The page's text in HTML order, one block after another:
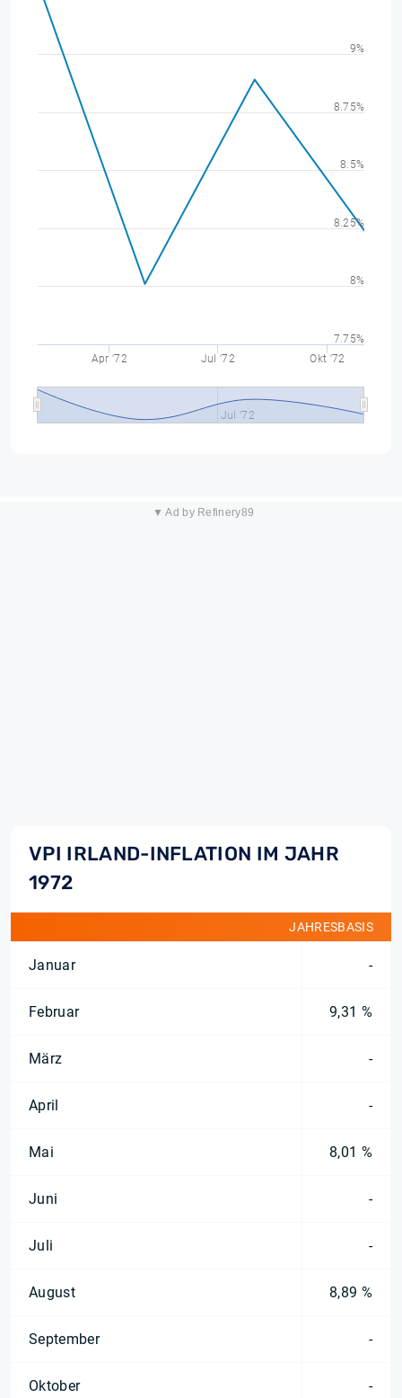
Apr '72 Jul '72 Okt '72
Jul '72
8%
9%
7.75%
8.25%
8.5%
8.75%
▼ Ad by Refinery89
VPI IRLAND-INFLATION IM JAHR
1972
JAHRESBASIS
Januar -
Februar 9,31 %
März -
April -
Mai 8,01 %
Juni -
Juli -
August 8,89 %
September -
Oktober -